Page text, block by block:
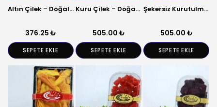
Altın Çilek – Doğal Kurutulmuş Meyve
376.25 ₺
SEPETE EKLE
Kuru Çilek – Doğal Kurutulmuş Meyve
505.00 ₺
SEPETE EKLE
Şekersiz Kurutulmuş Ananas – Tropikal Meyve
505.00 ₺
SEPETE EKLE